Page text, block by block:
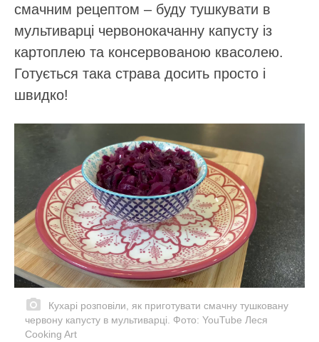
смачним рецептом – буду тушкувати в
мультиварці червонокачанну капусту із
картоплею та консервованою квасолею.
Готується така страва досить просто і
швидко!
Кухарі розповіли, як приготувати смачну тушковану
червону капусту в мультиварці. Фото: YouTube Леся
Cooking Art